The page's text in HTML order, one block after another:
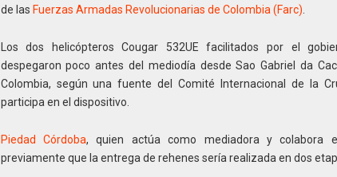
de las Fuerzas Armadas Revolucionarias de Colombia (Farc)
os dos helicópteros Cougar 532UE facilitados por el
despegaron poco antes del mediodía desde Sao Gabriel da
Colombia, según una fuente del Comité Internacional de la
participa en el dispositivo.
Piedad Córdoba, quien actúa como mediadora y colabora
previamente que la entrega de rehenes sería realizada en dos